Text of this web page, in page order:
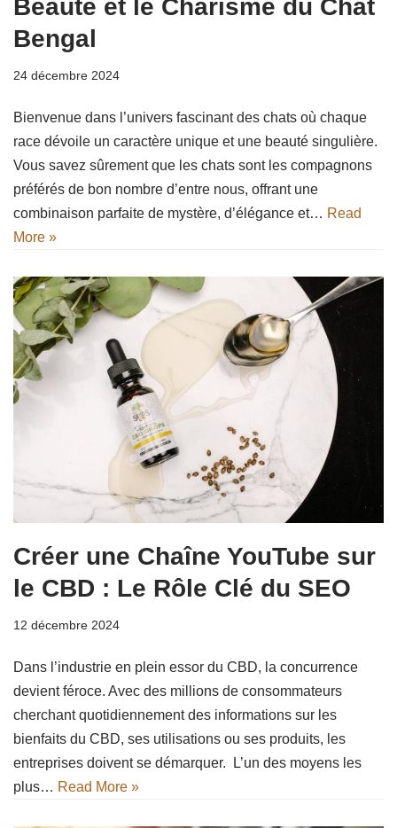
Beauté et le Charisme du Chat
Bengal
24 décembre 2024
Bienvenue dans l’univers fascinant des chats où chaque
race dévoile un caractère unique et une beauté singulière.
Vous savez sûrement que les chats sont les compagnons
préférés de bon nombre d’entre nous, offrant une
combinaison parfaite de mystère, d’élégance et… Read
More »
Créer une Chaîne YouTube sur
le CBD : Le Rôle Clé du SEO
12 décembre 2024
Dans l’industrie en plein essor du CBD, la concurrence
devient féroce. Avec des millions de consommateurs
cherchant quotidiennement des informations sur les
bienfaits du CBD, ses utilisations ou ses produits, les
entreprises doivent se démarquer. L’un des moyens les
plus… Read More »